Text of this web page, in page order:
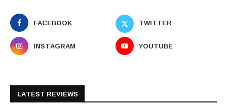
FACEBOOK
TWITTER
INSTAGRAM
YOUTUBE
LATEST REVIEWS